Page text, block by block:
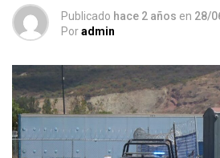
Publicado hace 2 años en 28/
Poradmin